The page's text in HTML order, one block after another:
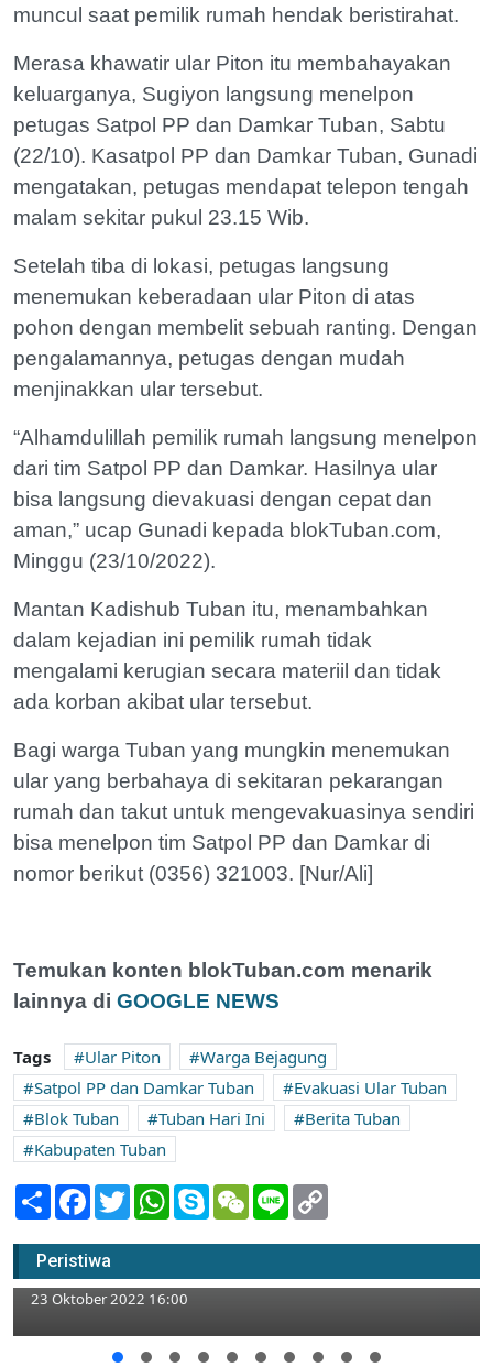
muncul saat pemilik rumah hendak beristirahat.
Merasa khawatir ular Piton itu membahayakan
keluarganya, Sugiyon langsung menelpon
petugas Satpol PP dan Damkar Tuban, Sabtu
(22/10). Kasatpol PP dan Damkar Tuban, Gunadi
mengatakan, petugas mendapat telepon tengah
malam sekitar pukul 23.15 Wib.
Setelah tiba di lokasi, petugas langsung
menemukan keberadaan ular Piton di atas
pohon dengan membelit sebuah ranting. Dengan
pengalamannya, petugas dengan mudah
menjinakkan ular tersebut.
“Alhamdulillah pemilik rumah langsung menelpon
dari tim Satpol PP dan Damkar. Hasilnya ular
bisa langsung dievakuasi dengan cepat dan
aman,” ucap Gunadi kepada blokTuban.com,
Minggu (23/10/2022).
Mantan Kadishub Tuban itu, menambahkan
dalam kejadian ini pemilik rumah tidak
mengalami kerugian secara materiil dan tidak
ada korban akibat ular tersebut.
Bagi warga Tuban yang mungkin menemukan
ular yang berbahaya di sekitaran pekarangan
rumah dan takut untuk mengevakuasinya sendiri
bisa menelpon tim Satpol PP dan Damkar di
nomor berikut (0356) 321003. [Nur/Ali]
Temukan konten blokTuban.com menarik
lainnya di GOOGLE NEWS
Tags Ular Piton
Warga Bejagung
Satpol PP dan Damkar Tuban
Evakuasi Ular Tuban
Blok Tuban
Tuban Hari Ini
Berita Tuban
Kabupaten Tuban
Share Facebook
TwitterWhatsApp
SkypeWeChatLine
Peristiwa
Harga Tepung Terigu Naik, Pedagang Kue
Tuban Akui Tak Bisa Naikkan Harga Jual
23 Oktober 2022 16:00